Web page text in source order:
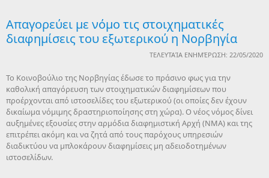
Απαγορεύει με νόμο τις στοιχηματικές
διαφημίσεις του εξωτερικού η Νορβηγία
ΤΕΛΕΥΤΑΊΑ ΕΝΗΜΈΡΩΣΗ: 22/05/2020
Το Κοινοβούλιο της Νορβηγίας έδωσε το πράσινο φως για την
καθολική απαγόρευση των στοιχηματικών διαφημίσεων που
προέρχονται από ιστοσελίδες του εξωτερικού (οι οποίες δεν έχουν
δικαίωμα νόμιμης δραστηριοποίησης στη χώρα). Ο νέος νόμος δίνει
αυξημένες εξουσίες στην αρμόδια διαφημιστική Αρχή (NMA) και της
επιτρέπει ακόμη και να ζητά από τους παρόχους υπηρεσιών
διαδικτύου να μπλοκάρουν διαφημίσεις μη αδειοδοτημένων
ιστοσελίδων.